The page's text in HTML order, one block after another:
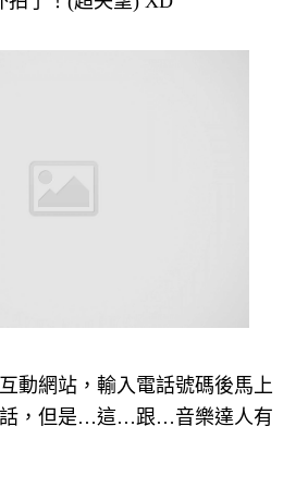
動網站，輸入電話號碼後馬上
話，但是…這…跟…音樂達人有